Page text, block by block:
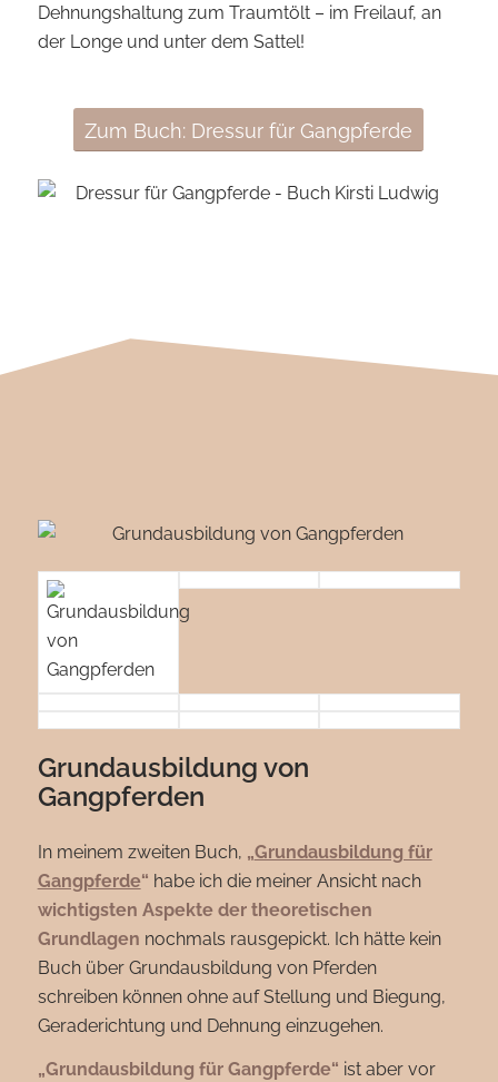
Dehnungshaltung zum Traumtölt – im Freilauf, an
der Longe und unter dem Sattel!
Zum Buch: Dressur für Gangpferde
Grundausbildung von
Gangpferden
In meinem zweiten Buch, „Grundausbildung für
Gangpferde“ habe ich die meiner Ansicht nach
wichtigsten Aspekte der theoretischen
Grundlagen nochmals rausgepickt. Ich hätte kein
Buch über Grundausbildung von Pferden
schreiben können ohne auf Stellung und Biegung,
Geraderichtung und Dehnung einzugehen.
„Grundausbildung für Gangpferde“ ist aber vor